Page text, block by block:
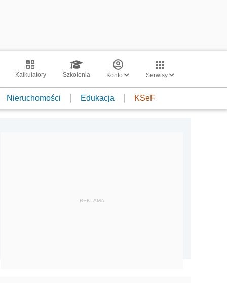
Kalkulatory Szkolenia Konto Serwisy
Nieruchomości Edukacja KSeF
REKLAMA